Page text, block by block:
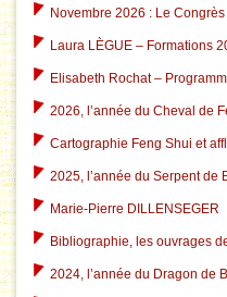
Novembre 2026 : Le
Laura LÈGUE – Formations
Elisabeth Rochat –
2026, l’année du Cheval de
Cartographie Feng Shui et
2025, l’année du Serpent de
Marie-Pierre DILLENSEGER
Bibliographie, les ouvrages
2024, l’année du Dragon de